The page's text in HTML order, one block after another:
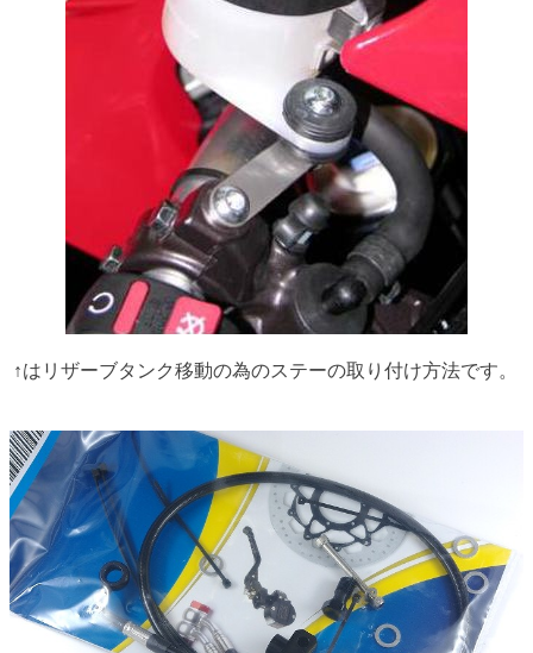
↑はリザーブタンク移動の為のステーの取り付け方法です。